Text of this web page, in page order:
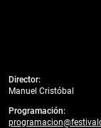
Director:
Manuel Cristóbal
Programación: